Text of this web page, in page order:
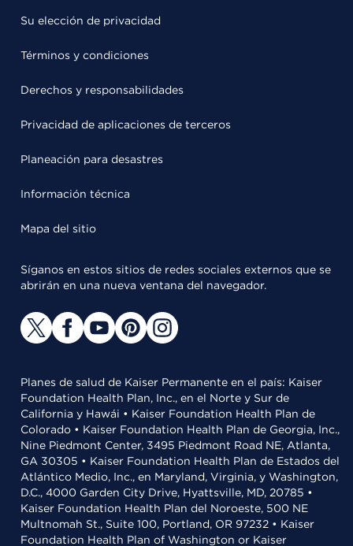
Su elección de privacidad
Términos y condiciones
Derechos y responsabilidades
Privacidad de aplicaciones de terceros
Planeación para desastres
Información técnica
Mapa del sitio
Síganos en estos sitios de redes sociales externos que se
abrirán en una nueva ventana del navegador.
Planes de salud de Kaiser Permanente en el país: Kaiser
Foundation Health Plan, Inc., en el Norte y Sur de
California y Hawái • Kaiser Foundation Health Plan de
Colorado • Kaiser Foundation Health Plan de Georgia, Inc.,
Nine Piedmont Center, 3495 Piedmont Road NE, Atlanta,
GA 30305 • Kaiser Foundation Health Plan de Estados del
Atlántico Medio, Inc., en Maryland, Virginia, y Washington,
D.C., 4000 Garden City Drive, Hyattsville, MD, 20785 •
Kaiser Foundation Health Plan del Noroeste, 500 NE
Multnomah St., Suite 100, Portland, OR 97232 • Kaiser
Foundation Health Plan of Washington or Kaiser